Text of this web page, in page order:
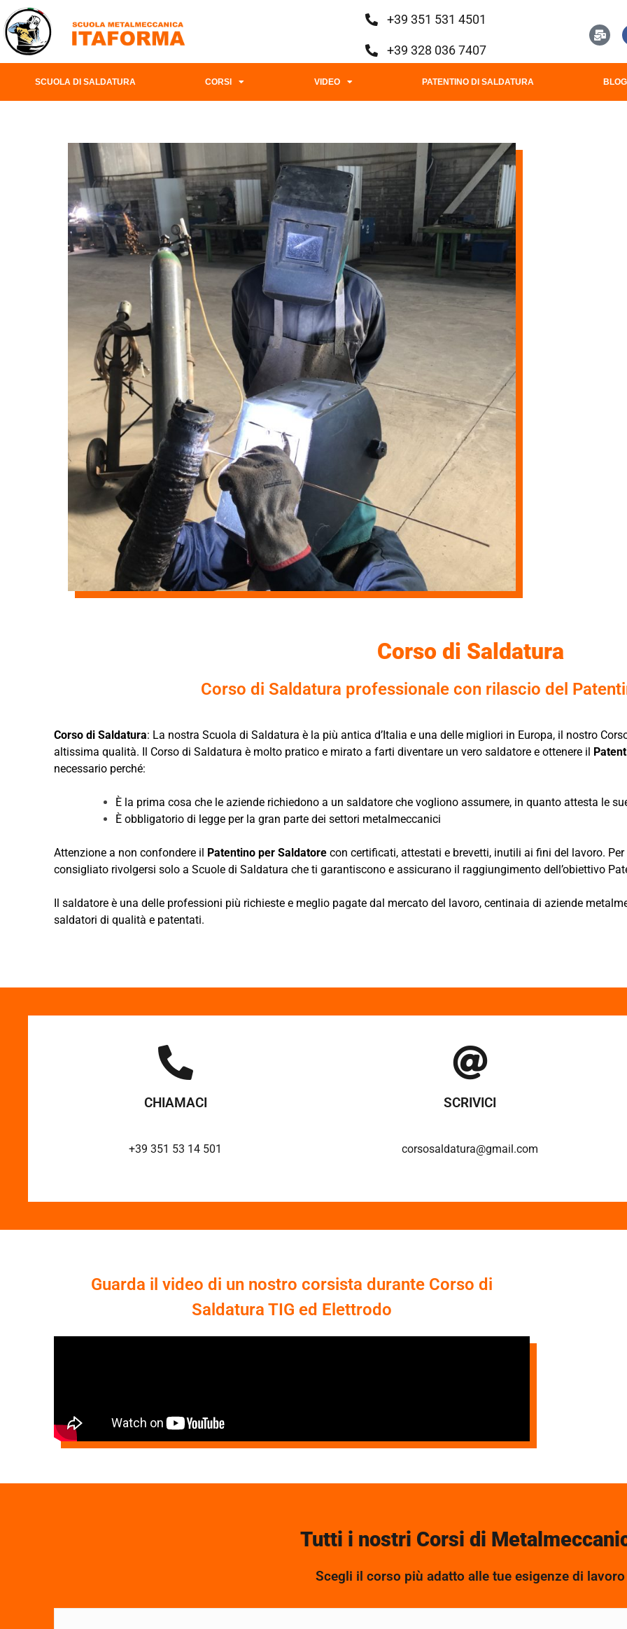
+39 351 531 4501
+39 328 036 7407
SCUOLA DI SALDATURA CORSI VIDEO PATENTINO DI SALDATURA BLOG
Corso di Saldatura
Corso di Saldatura professionale con rilascio del
Corso di Saldatura: La nostra Scuola di Saldatura è la più antica d’Italia e una delle migliori in Europa, il nostro
altissima qualità. Il Corso di Saldatura è molto pratico e mirato a farti diventare un vero saldatore e ottenere il
necessario perché:
È la prima cosa che le aziende richiedono a un saldatore che vogliono assumere, in quanto attesta le
È obbligatorio di legge per la gran parte dei settori metalmeccanici
Attenzione a non confondere il Patentino per Saldatore con certificati, attestati e brevetti, inutili ai fini del lavoro.
consigliato rivolgersi solo a Scuole di Saldatura che ti garantiscono e assicurano il raggiungimento dell’obiettivo
Il saldatore è una delle professioni più richieste e meglio pagate dal mercato del lavoro, centinaia di aziende
saldatori di qualità e patentati.
CHIAMACI
+39 351 53 14 501
SCRIVICI
corsosaldatura@gmail.com
Guarda il video di un nostro corsista durante Corso di
Saldatura TIG ed Elettrodo
Tutti i nostri Corsi di
Scegli il corso più adatto alle tue esigenze di lavoro